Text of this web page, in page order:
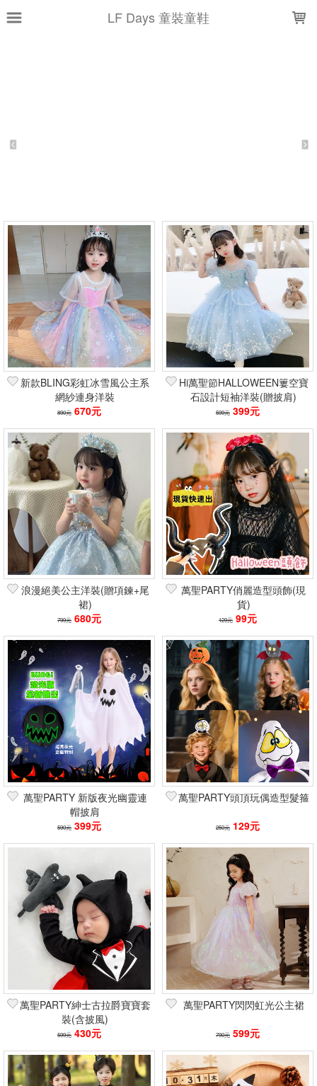
LF Days 童裝童鞋
樣式尺寸篩選
全部尺寸 66 80
90
100
110 130
140
篩選
新款BLING彩虹冰雪風公主系
網紗連身洋裝
890元 670元
Hi萬聖節HALLOWEEN簍空寶
石設計短袖洋裝(贈披肩)
599元 399元
浪漫絕美公主洋裝(贈項鍊+尾
裙)
799元 680元
萬聖PARTY俏麗造型頭飾(現
貨)
129元 99元
萬聖PARTY 新版夜光幽靈連
帽披肩
590元 399元
萬聖PARTY頭頂玩偶造型髮箍
250元 129元
萬聖PARTY紳士古拉爵寶寶套
裝(含披風)
599元 430元
萬聖PARTY閃閃虹光公主裙
790元 599元